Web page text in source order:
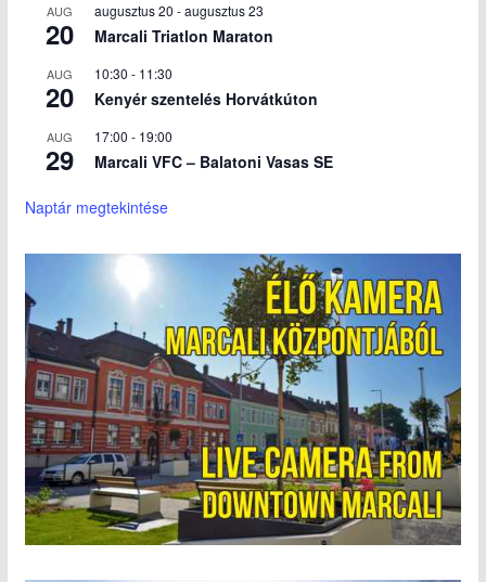
AUG
20
augusztus 20 -augusztus 23
Marcali Triatlon Maraton
AUG
20
10:30 - 11:30
Kenyér szentelés Horvátkúton
AUG
29
17:00 - 19:00
Marcali VFC – Balatoni Vasas SE
Naptár megtekintése